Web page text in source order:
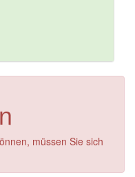
müssen Sie sich